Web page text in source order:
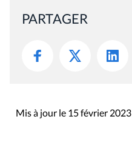
PARTAGER
Mis à jour le 15 février 2023